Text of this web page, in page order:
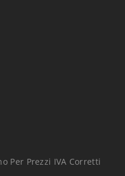
Per Prezzi IVA Corretti